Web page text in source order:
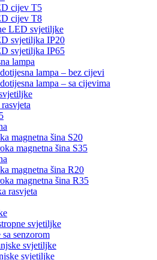
cijev T5
cijev T8
LED svjetiljke
svjetiljka IP20
svjetiljka IP65
lampa
lampa – bez cijevi
lampa – sa cijevima
magnetna šina S20
magnetna šina S35
magnetna šina R20
magnetna šina R35
rasvjeta
svjetiljke
senzorom
svjetiljke
svjetiljke